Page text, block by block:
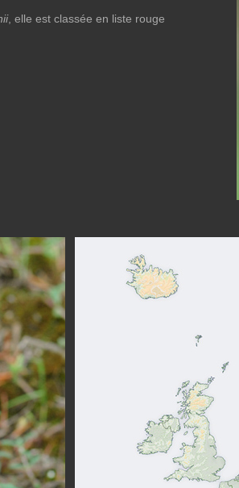
, elle est classée en liste rouge